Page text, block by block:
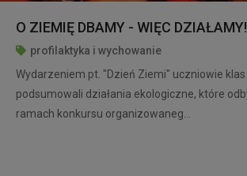
O ZIEMIĘ DBAMY - WIĘC DZIAŁAMY!
profilaktyka i wychowanie
Wydarzeniem pt. "Dzień Ziemi" uczniowie klas
podsumowali działania ekologiczne, które
ramach konkursu organizowaneg...